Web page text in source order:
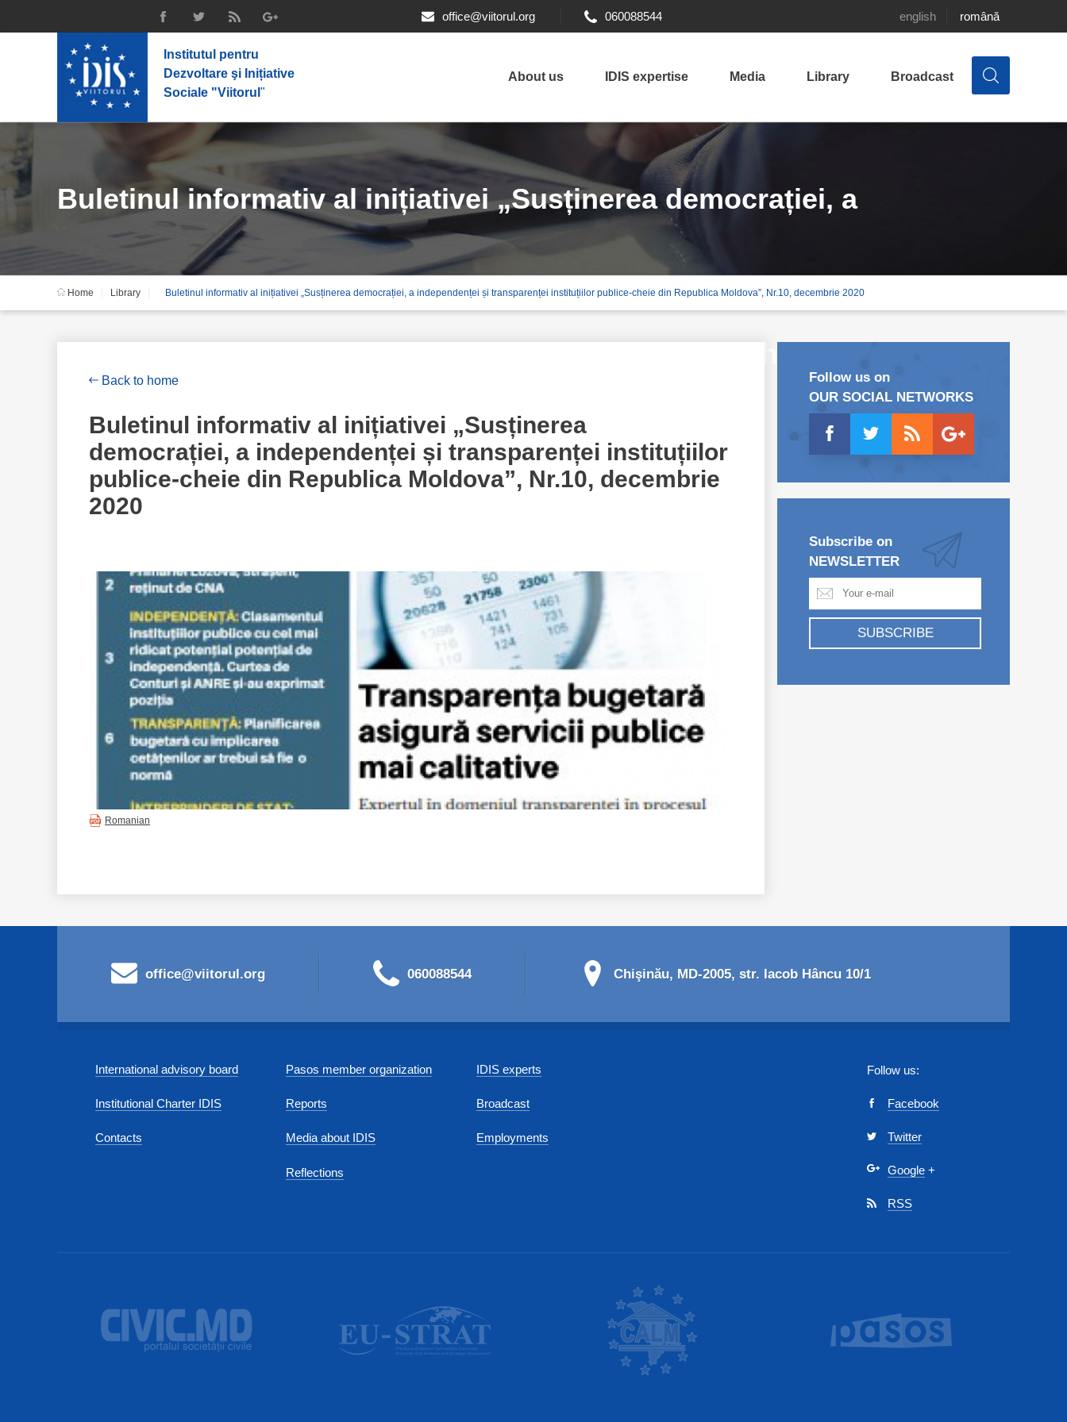
office@viitorul.org 060088544 english română
Institutul pentru
Dezvoltare şi Inițiative
Sociale "Viitorul "
About us IDIS expertise Media Library Broadcast
Buletinul informativ al inițiativei „Susținerea democrației, a
Republica Moldova”, Nr.10, decembrie 2020
Home Library Buletinul informativ al inițiativei „Susținerea democrației, a independenței și transparenței instituțiilor publice-cheie din Republica Moldova”, Nr.10, decembrie 2020
Back to home
Buletinul informativ al inițiativei „Susținerea
democrației, a independenței și transparenței instituțiilor
publice-cheie din Republica Moldova”, Nr.10, decembrie
2020
Romanian
Follow us on
OUR SOCIAL NETWORKS
Subscribe on
NEWSLETTER
SUBSCRIBE
office@viitorul.org 060088544 Chişinău, MD-2005, str. Iacob Hâncu 10/1
International advisory board
Institutional Charter IDIS
Contacts
Pasos member organization
Reports
Media about IDIS
Reflections
IDIS experts
Broadcast
Employments
Follow us:
Facebook
Twitter
Google +
RSS